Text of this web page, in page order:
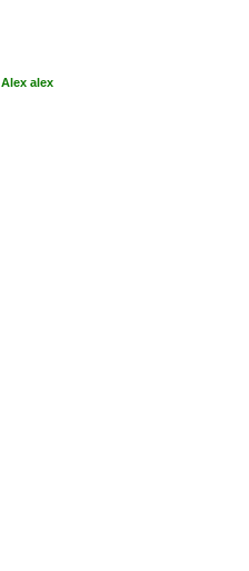
Alex alex